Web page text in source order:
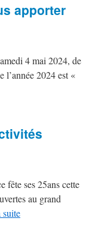
apporter
4 mai 2024, de
l’année 2024 est «
fête ses 25ans cette
au grand